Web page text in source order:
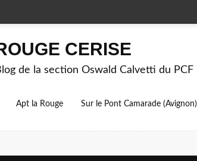
CERISE
de la section Oswald Calvetti du PCF
Apt la Rouge Sur le Pont Camarade (Avignon)